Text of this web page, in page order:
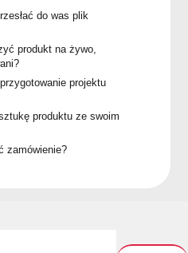
do was plik
produkt na żywo,
projektu
produktu ze swoim
zamówienie?